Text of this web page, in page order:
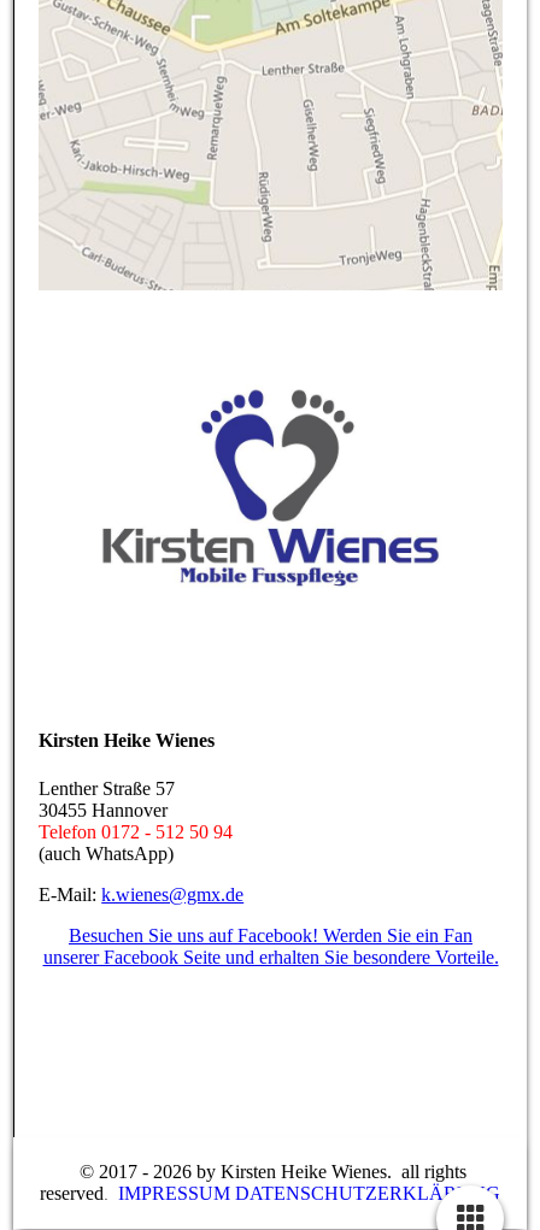
Kirsten Heike Wienes
Lenther Straße 57
30455 Hannover
Telefon 0172 - 512 50 94
(auch WhatsApp)
E-Mail:k.wienes@gmx.de
Besuchen Sie uns auf Facebook! Werden Sie ein Fan
unserer Facebook Seite und erhalten Sie besondere Vorteile.
© 2017 - 2026 by Kirsten Heike Wienes. all rights
reserved
IMPRESSUM DATENSCHUTZERKLÄRUNG